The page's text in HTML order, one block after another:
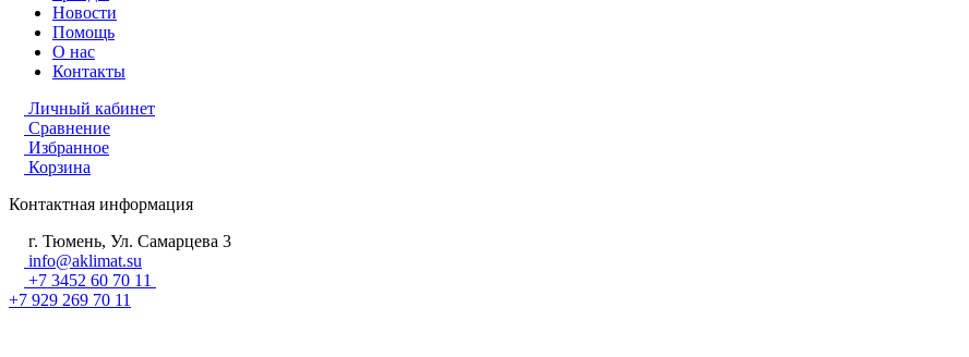
Новости
Помощь
О нас
Контакты
Личный кабинет
Сравнение
Избранное
Корзина
Контактная информация
г. Тюмень, Ул. Самарцева 3
info@aklimat.su
+7 3452 60 70 11
+7 929 269 70 11